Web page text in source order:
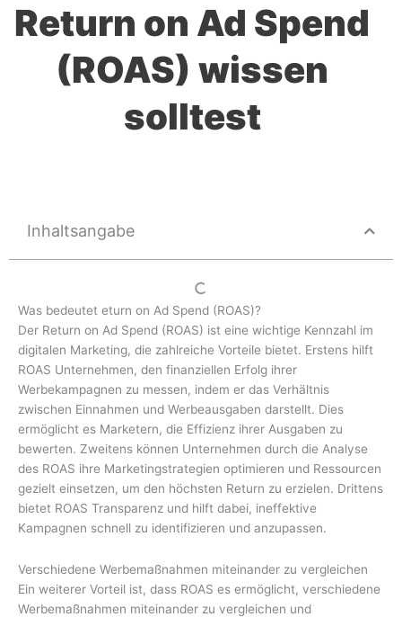
Return on Ad Spend
(ROAS) wissen
solltest
Inhaltsangabe
Was bedeutet eturn on Ad Spend (ROAS)?
Der Return on Ad Spend (ROAS) ist eine wichtige Kennzahl im
digitalen Marketing, die zahlreiche Vorteile bietet. Erstens hilft
ROAS Unternehmen, den finanziellen Erfolg ihrer
Werbekampagnen zu messen, indem er das Verhältnis
zwischen Einnahmen und Werbeausgaben darstellt. Dies
ermöglicht es Marketern, die Effizienz ihrer Ausgaben zu
bewerten. Zweitens können Unternehmen durch die Analyse
des ROAS ihre Marketingstrategien optimieren und Ressourcen
gezielt einsetzen, um den höchsten Return zu erzielen. Drittens
bietet ROAS Transparenz und hilft dabei, ineffektive
Kampagnen schnell zu identifizieren und anzupassen.
Verschiedene Werbemaßnahmen miteinander zu vergleichen
Ein weiterer Vorteil ist, dass ROAS es ermöglicht, verschiedene
Werbemaßnahmen miteinander zu vergleichen und